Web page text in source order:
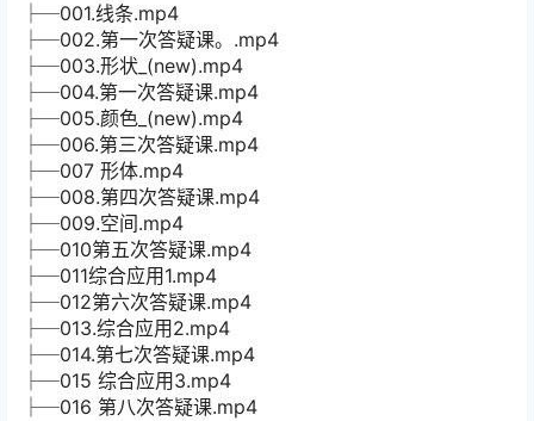
├─001.线条.mp4
├─002.第一次答疑课。.mp4
├─003.形状_(new).mp4
├─004.第一次答疑课.mp4
├─005.颜色_(new).mp4
├─006.第三次答疑课.mp4
├─007 形体.mp4
├─008.第四次答疑课.mp4
├─009.空间.mp4
├─010第五次答疑课.mp4
├─011综合应用1.mp4
├─012第六次答疑课.mp4
├─013.综合应用2.mp4
├─014.第七次答疑课.mp4
├─015 综合应用3.mp4
├─016 第八次答疑课.mp4